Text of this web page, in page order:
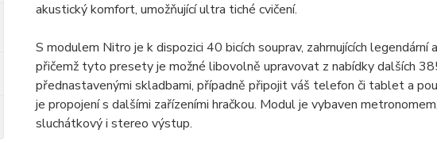
akustický komfort, umožňující ultra tiché cvičení.
S modulem Nitro je k dispozici 40 bicích souprav, zahrnujících
přičemž tyto presety je možné libovolně upravovat z nabídky dalších
přednastavenými skladbami, případně připojit váš telefon či tablet a
je propojení s dalšími zařízeními hračkou. Modul je vybaven
sluchátkový i stereo výstup.